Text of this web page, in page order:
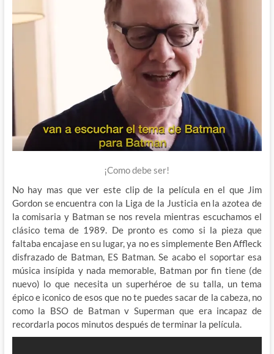
¡Como debe ser!
No hay mas que ver este clip de la película en el que Jim
Gordon se encuentra con la Liga de la Justicia en la azotea de
la comisaria y Batman se nos revela mientras escuchamos el
clásico tema de 1989. De pronto es como si la pieza que
faltaba encajase en su lugar, ya no es simplemente Ben Affleck
disfrazado de Batman, ES Batman. Se acabo el soportar esa
música insípida y nada memorable, Batman por fin tiene (de
nuevo) lo que necesita un superhéroe de su talla, un tema
épico e iconico de esos que no te puedes sacar de la cabeza, no
como la BSO de Batman v Superman que era incapaz de
recordarla pocos minutos después de terminar la película.